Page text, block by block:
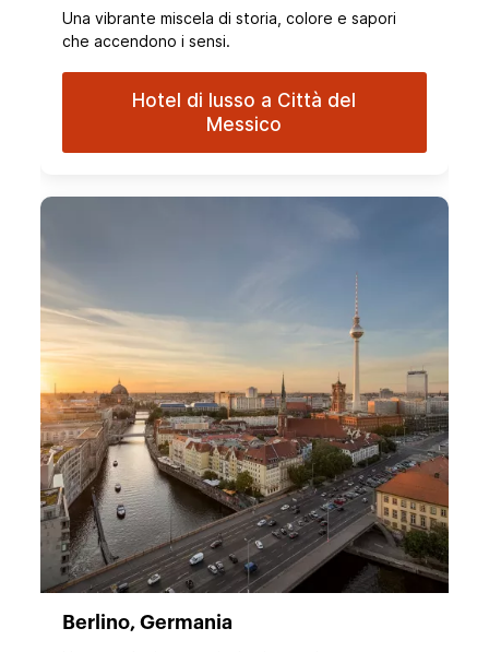
Una vibrante miscela di storia, colore e sapori
che accendono i sensi.
Hotel di lusso a Città del
Messico
Berlino, Germania